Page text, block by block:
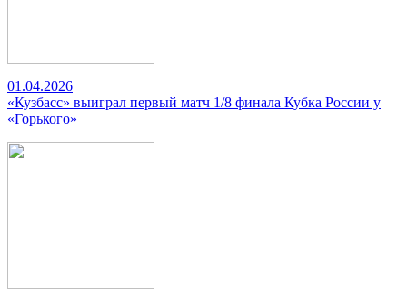
01.04.2026
«Кузбасс» выиграл первый матч 1/8 финала Кубка России у
«Горького»